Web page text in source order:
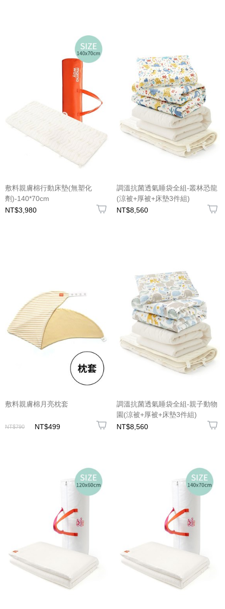
敷料親膚棉行動床墊(無塑化
劑)-140*70cm
NT$3,980
調溫抗菌透氣睡袋全組-叢林恐龍
(涼被+厚被+床墊3件組)
NT$8,560
敷料親膚棉月亮枕套
NT$790 NT$499
調溫抗菌透氣睡袋全組-親子動物
園(涼被+厚被+床墊3件組)
NT$8,560